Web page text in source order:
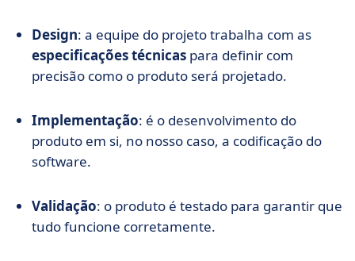
Design: a equipe do projeto trabalha com as
especificações técnicas para definir com
precisão como o produto será projetado.
Implementação: é o desenvolvimento do
produto em si, no nosso caso, a codificação do
software.
Validação: o produto é testado para garantir que
tudo funcione corretamente.